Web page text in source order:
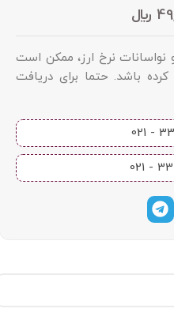
﷼
نواسانات نرخ ارز، ممکن است
باشد. حتما برای دریافت